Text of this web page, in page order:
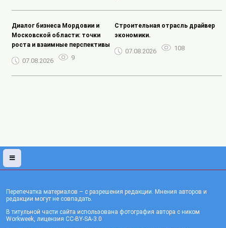
Диалог бизнеса Мордовии и
Московской области: точки
роста и взаимные перспективы
07.08.2026 9
Строительная отрасль драйвер
экономики.
07.08.2026 108
Перепечатка материалов – с разрешения редакции. Мнения авторов и
редакции могут не совпадать.
В титульной части сайта использована фотография автора с ником
Workweek, лицензия CC-BY-SA-3.0